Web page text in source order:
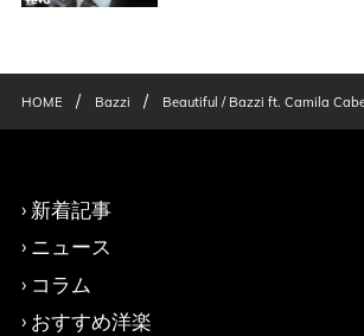
HOME / Bazzi / Beautiful / Bazzi ft. Camila
新着記事
ニュース
コラム
おすすめ洋楽